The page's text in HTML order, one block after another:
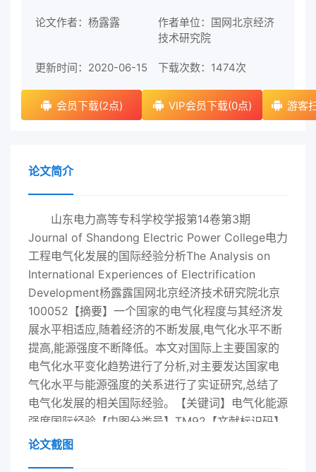
论文作者：杨露露
作者单位：国网北京经济
技术研究院
更新时间：2020-06-15 下载次数： 1474次
会员下载(2点) VIP会员下载(0点) 游客
论文简介
山东电力高等专科学校学报第14卷第3期
Journal of Shandong Electric Power College电力
工程电气化发展的国际经验分析The Analysis on
International Experiences of Electrification
Development杨露露国网北京经济技术研究院北京
100052【摘要】一个国家的电气化程度与其经济发
展水平相适应,随着经济的不断发展,电气化水平不断
提高,能源强度不断降低。本文对国际上主要国家的
电气化水平变化趋势进行了分析,对主要发达国家电
气化水平与能源强度的关系进行了实证研究,总结了
电气化发展的相关国际经验。【关键词】电气化能源
强度国际经验【中图分类号】TM92【文献标识码】
A1电气化的内涵根据以上定义,电气化是反映能源消
论文截图